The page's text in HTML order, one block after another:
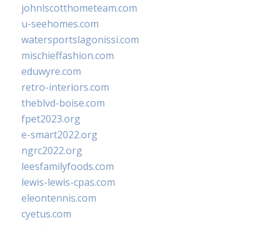
johnlscotthometeam.com
u-seehomes.com
watersportslagonissi.com
mischieffashion.com
eduwyre.com
retro-interiors.com
theblvd-boise.com
fpet2023.org
e-smart2022.org
ngrc2022.org
leesfamilyfoods.com
lewis-lewis-cpas.com
eleontennis.com
cyetus.com